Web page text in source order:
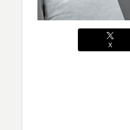
X